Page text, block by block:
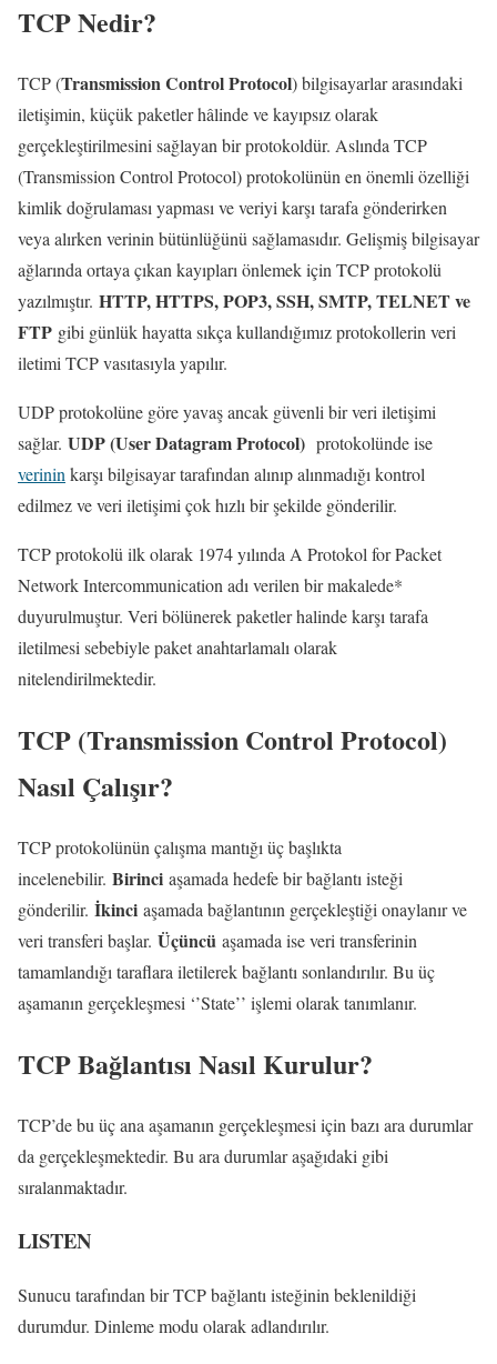
TCP Nedir?
TCP (Transmission Control Protocol) bilgisayarlar arasındaki
iletişimin, küçük paketler hâlinde ve kayıpsız olarak
gerçekleştirilmesini sağlayan bir protokoldür. Aslında TCP
(Transmission Control Protocol) protokolünün en önemli özelliği
kimlik doğrulaması yapması ve veriyi karşı tarafa gönderirken
veya alırken verinin bütünlüğünü sağlamasıdır. Gelişmiş bilgisayar
ağlarında ortaya çıkan kayıpları önlemek için TCP protokolü
yazılmıştır. HTTP, HTTPS, POP3, SSH, SMTP, TELNET ve
FTP gibi günlük hayatta sıkça kullandığımız protokollerin veri
iletimi TCP vasıtasıyla yapılır.
UDP protokolüne göre yavaş ancak güvenli bir veri iletişimi
sağlar. UDP (User Datagram Protocol) protokolünde ise
verinin karşı bilgisayar tarafından alınıp alınmadığı kontrol
edilmez ve veri iletişimi çok hızlı bir şekilde gönderilir.
TCP protokolü ilk olarak 1974 yılında A Protokol for Packet
Network Intercommunication adı verilen bir makalede*
duyurulmuştur. Veri bölünerek paketler halinde karşı tarafa
iletilmesi sebebiyle paket anahtarlamalı olarak
nitelendirilmektedir.
TCP (Transmission Control Protocol)
Nasıl Çalışır?
TCP protokolünün çalışma mantığı üç başlıkta
incelenebilir. Birinci aşamada hedefe bir bağlantı isteği
gönderilir. İkinci aşamada bağlantının gerçekleştiği onaylanır ve
veri transferi başlar. Üçüncü aşamada ise veri transferinin
tamamlandığı taraflara iletilerek bağlantı sonlandırılır. Bu üç
aşamanın gerçekleşmesi ‘’State’’ işlemi olarak tanımlanır.
TCP Bağlantısı Nasıl Kurulur?
TCP’de bu üç ana aşamanın gerçekleşmesi için bazı ara durumlar
da gerçekleşmektedir. Bu ara durumlar aşağıdaki gibi
sıralanmaktadır.
LISTEN
Sunucu tarafından bir TCP bağlantı isteğinin beklenildiği
durumdur. Dinleme modu olarak adlandırılır.